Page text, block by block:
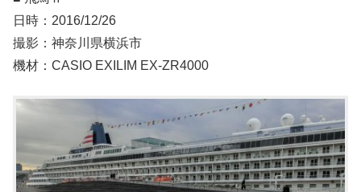
日時：2016/12/26
撮影：神奈川県横浜市
機材：CASIO EXILIM EX-ZR4000